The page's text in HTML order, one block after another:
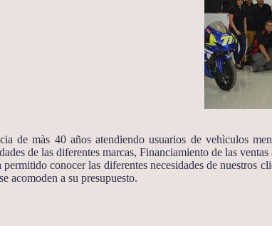
de màs 40 años atendiendo usuarios de vehìculos
de las diferentes marcas, Financiamiento de las
permitido conocer las diferentes necesidades de
acomoden a su presupuesto.